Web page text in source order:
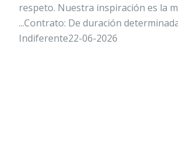
respeto. Nuestra inspiración es la
...Contrato: De duración
Indiferente22-06-2026